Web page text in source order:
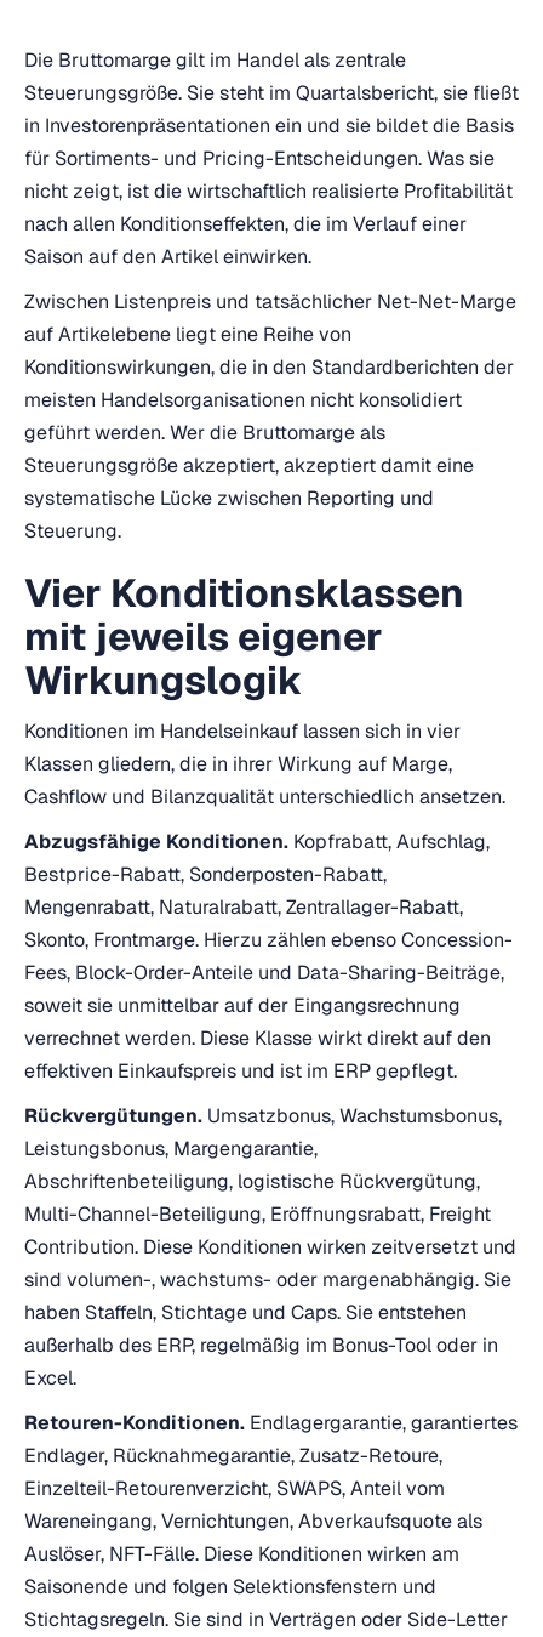
Die Bruttomarge gilt im Handel als zentrale
Steuerungsgröße. Sie steht im Quartalsbericht, sie fließt
in Investorenpräsentationen ein und sie bildet die Basis
für Sortiments- und Pricing-Entscheidungen. Was sie
nicht zeigt, ist die wirtschaftlich realisierte Profitabilität
nach allen Konditionseffekten, die im Verlauf einer
Saison auf den Artikel einwirken.
Zwischen Listenpreis und tatsächlicher Net-Net-Marge
auf Artikelebene liegt eine Reihe von
Konditionswirkungen, die in den Standardberichten der
meisten Handelsorganisationen nicht konsolidiert
geführt werden. Wer die Bruttomarge als
Steuerungsgröße akzeptiert, akzeptiert damit eine
systematische Lücke zwischen Reporting und
Steuerung.
Vier Konditionsklassen
mit jeweils eigener
Wirkungslogik
Konditionen im Handelseinkauf lassen sich in vier
Klassen gliedern, die in ihrer Wirkung auf Marge,
Cashflow und Bilanzqualität unterschiedlich ansetzen.
Abzugsfähige Konditionen. Kopfrabatt, Aufschlag,
Bestprice-Rabatt, Sonderposten-Rabatt,
Mengenrabatt, Naturalrabatt, Zentrallager-Rabatt,
Skonto, Frontmarge. Hierzu zählen ebenso Concession-
Fees, Block-Order-Anteile und Data-Sharing-Beiträge,
soweit sie unmittelbar auf der Eingangsrechnung
verrechnet werden. Diese Klasse wirkt direkt auf den
effektiven Einkaufspreis und ist im ERP gepflegt.
Rückvergütungen. Umsatzbonus, Wachstumsbonus,
Leistungsbonus, Margengarantie,
Abschriftenbeteiligung, logistische Rückvergütung,
Multi-Channel-Beteiligung, Eröffnungsrabatt, Freight
Contribution. Diese Konditionen wirken zeitversetzt und
sind volumen-, wachstums- oder margenabhängig. Sie
haben Staffeln, Stichtage und Caps. Sie entstehen
außerhalb des ERP, regelmäßig im Bonus-Tool oder in
Excel.
Retouren-Konditionen. Endlagergarantie, garantiertes
Endlager, Rücknahmegarantie, Zusatz-Retoure,
Einzelteil-Retourenverzicht, SWAPS, Anteil vom
Wareneingang, Vernichtungen, Abverkaufsquote als
Auslöser, NFT-Fälle. Diese Konditionen wirken am
Saisonende und folgen Selektionsfenstern und
Stichtagsregeln. Sie sind in Verträgen oder Side-Letter